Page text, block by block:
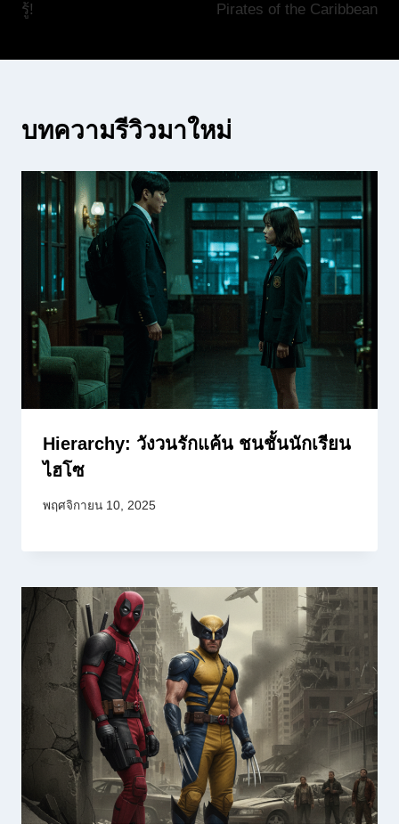
รู้!
Pirates of the Caribbean
บทความรีวิวมาใหม่
Hierarchy: วังวนรักแค้น ชนชั้นนักเรียน
ไฮโซ
พฤศจิกายน 10, 2025